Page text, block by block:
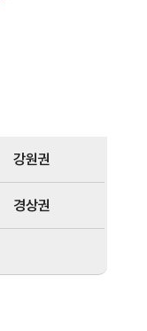
강원권
경상권